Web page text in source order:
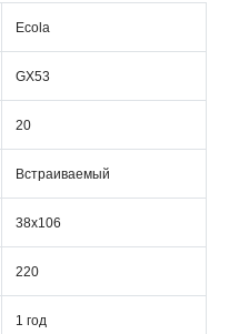
Ecola
GX53
20
Встраиваемый
38x106
220
1 год